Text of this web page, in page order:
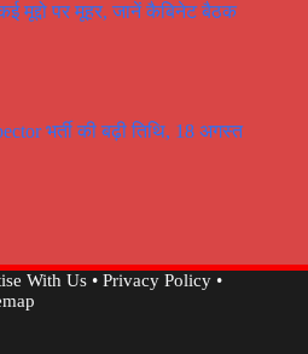
मूद्दो पर मूहर, जानें कैबिनेट बैठक
भर्ती की बढ़ी तिथि, 18 अगस्त
With Us• Privacy Policy•